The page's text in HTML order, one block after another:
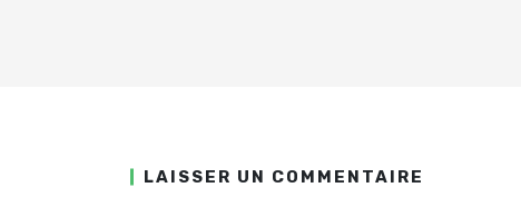
LAISSER UN COMMENTAIRE